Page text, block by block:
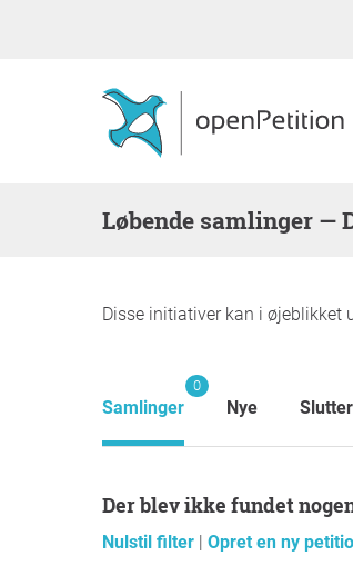
Løbende samlinger —
Disse initiativer kan i øjeblikket
Samlinger
0
Nye
Der blev ikke fundet
Nulstil filter | Opret en ny